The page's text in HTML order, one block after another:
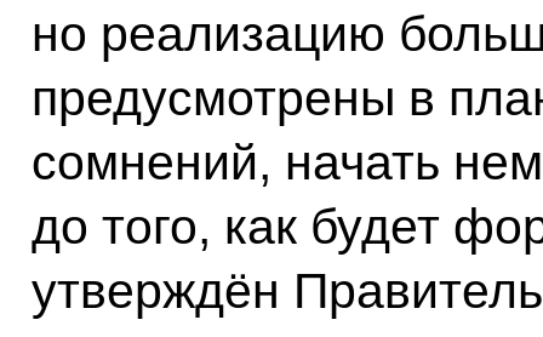
но реализацию
предусмотрены в
сомнений, начать
до того, как будет
утверждён